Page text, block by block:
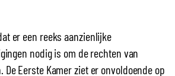
er een reeks aanzienlijke
nodig is om de rechten van
Eerste Kamer ziet er onvoldoende op